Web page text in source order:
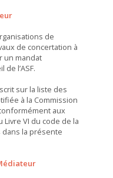
de
de concertation à
un mandat
l’ASF.
sur la liste des
à la Commission
aux
VI du code de la
la présente